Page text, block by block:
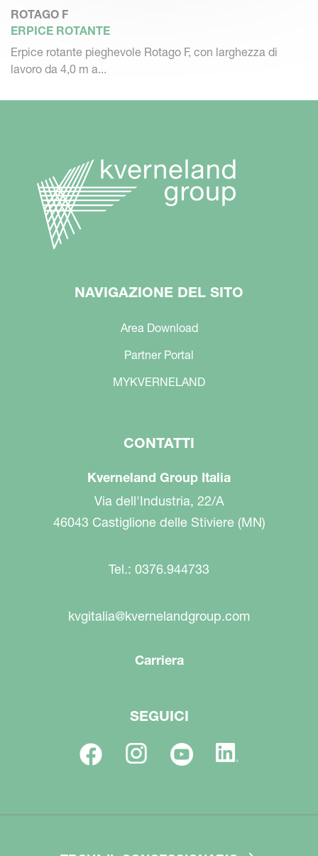
ROTAGO F
ERPICE ROTANTE
Erpice rotante pieghevole Rotago F, con larghezza di
lavoro da 4,0 m a...
NAVIGAZIONE DEL SITO
Area Download
Partner Portal
MYKVERNELAND
CONTATTI
Kverneland Group Italia
Via dell'Industria, 22/A
46043 Castiglione delle Stiviere (MN)
Tel.: 0376.944733
kvgitalia@kvernelandgroup.com
Carriera
SEGUICI